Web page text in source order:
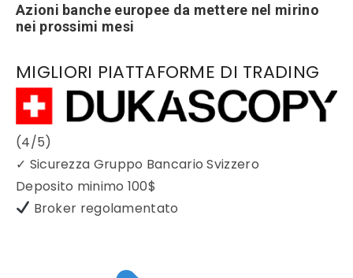
Azioni banche europee da mettere nel mirino
nei prossimi mesi
MIGLIORI PIATTAFORME DI TRADING
(4/5)
✓ Sicurezza Gruppo Bancario Svizzero
Deposito minimo 100$
Broker regolamentato